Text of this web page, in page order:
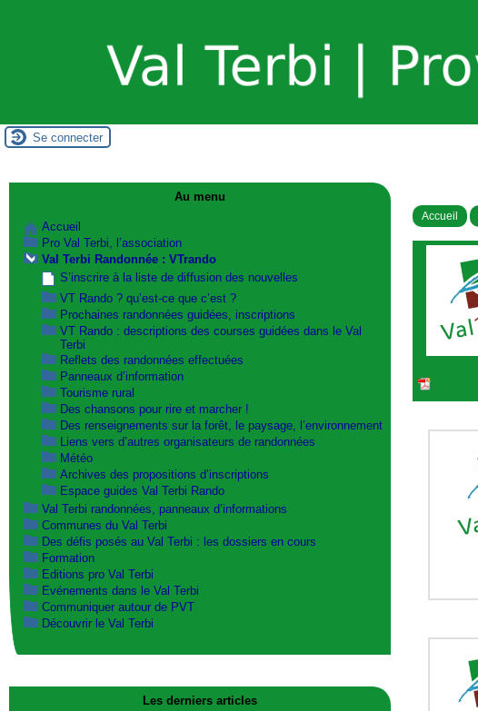
Se connecter
Accueil
Au menu
Accueil
Pro Val Terbi, l’association
Val Terbi Randonnée : VTrando
S’inscrire à la liste de diffusion des nouvelles
VT Rando ? qu’est-ce que c’est ?
Prochaines randonnées guidées, inscriptions
VT Rando : descriptions des courses guidées dans le Val
Terbi
Reflets des randonnées effectuées
Panneaux d’information
Tourisme rural
Des chansons pour rire et marcher !
Des renseignements sur la forêt, le paysage, l’environnement
Liens vers d’autres organisateurs de randonnées
Météo
Archives des propositions d’inscriptions
Espace guides Val Terbi Rando
Val Terbi randonnées, panneaux d’informations
Communes du Val Terbi
Des défis posés au Val Terbi : les dossiers en cours
Formation
Editions pro Val Terbi
Evénements dans le Val Terbi
Communiquer autour de PVT
Découvrir le Val Terbi
Les derniers articles